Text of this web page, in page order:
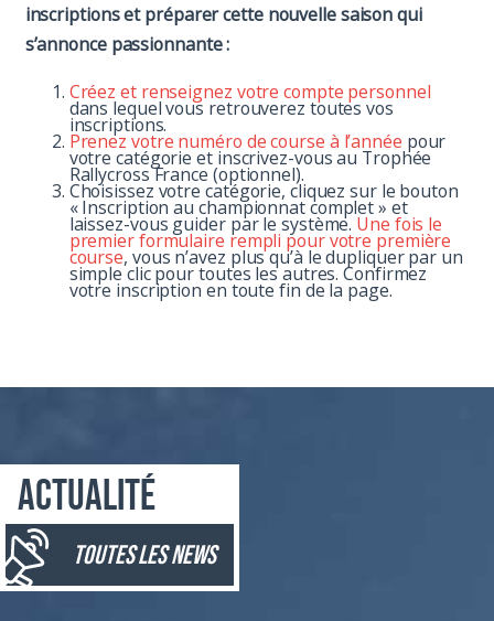
inscriptions et préparer cette nouvelle saison qui
s’annonce passionnante :
Créez et renseignez votre compte personnel
dans lequel vous retrouverez toutes vos
inscriptions.
Prenez votre numéro de course à l’année pour
votre catégorie et inscrivez-vous au Trophée
Rallycross France (optionnel).
Choisissez votre catégorie, cliquez sur le bouton
« Inscription au championnat complet » et
laissez-vous guider par le système. Une fois le
premier formulaire rempli pour votre première
course, vous n’avez plus qu’à le dupliquer par un
simple clic pour toutes les autres. Confirmez
votre inscription en toute fin de la page.
Actualité
toutes les news